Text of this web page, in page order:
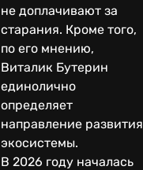
не доплачивают за
старания. Кроме того,
по его мнению,
Виталик Бутерин
единолично
определяет
направление развития
экосистемы.
В 2026 году началась